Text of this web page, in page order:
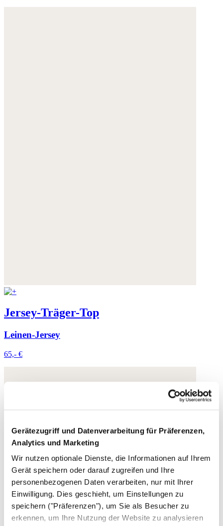
Gerätezugriff und Datenverarbeitung für Präferenzen,
Analytics und Marketing
Wir nutzen optionale Dienste, die Informationen auf Ihrem
Gerät speichern oder darauf zugreifen und Ihre
personenbezogenen Daten verarbeiten, nur mit Ihrer
Einwilligung. Dies geschieht, um Einstellungen zu
speichern ("Präferenzen"), um Sie als Besucher zu
erkennen, um Ihre Nutzung der Website zu analysieren
Jersey-Träger-Top
Leinen-Jersey
65,- €